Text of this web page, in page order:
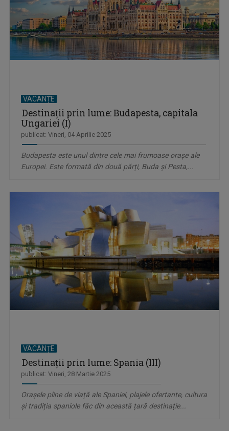
VACANȚE
Destinații prin lume: Budapesta, capitala
Ungariei (I)
publicat: Vineri, 04 Aprilie 2025
Budapesta este unul dintre cele mai frumoase orașe ale
Europei. Este formată din două părți, Buda și Pesta,...
VACANȚE
Destinații prin lume: Spania (III)
publicat: Vineri, 28 Martie 2025
Orașele pline de viață ale Spaniei, plajele ofertante, cultura
și tradiția spaniole făc din această țară destinație...